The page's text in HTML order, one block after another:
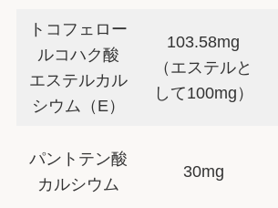
トコフェロー
ルコハク酸
エステルカル
シウム（E）
103.58mg
（エステルと
して100mg）
パントテン酸
カルシウム
30mg